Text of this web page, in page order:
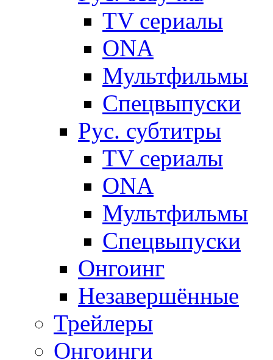
TV сериалы
ONA
Мультфильмы
Спецвыпуски
Рус. субтитры
TV сериалы
ONA
Мультфильмы
Спецвыпуски
Онгоинг
Незавершённые
Трейлеры
Онгоинги